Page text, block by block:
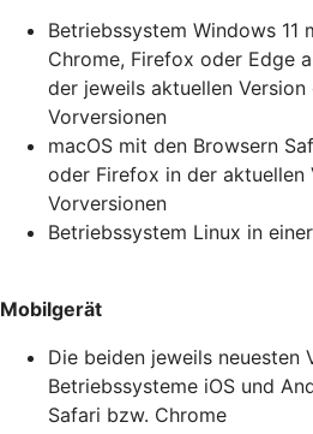
Betriebssystem Windows 11
Chrome, Firefox oder Edge
der jeweils aktuellen
Vorversionen
macOS mit den Browsern
oder Firefox in der aktuellen
Vorversionen
Betriebssystem Linux in
Mobilgerät
Die beiden jeweils neuesten
Betriebssysteme iOS und
Safari bzw. Chrome